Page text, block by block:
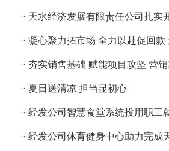
· 天水经济发展有限责任公司扎
· 凝心聚力拓市场 全力以赴促回
· 夯实销售基础 赋能项目攻坚 营
· 夏日送清凉 担当显初心
· 经发公司智慧食堂系统投用职工
· 经发公司体育健身中心助力完成